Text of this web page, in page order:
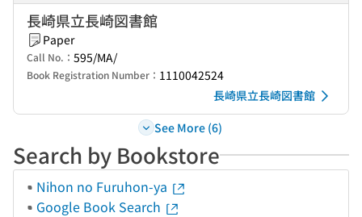
長崎県立長崎図書館
Paper
Call No.： 595/MA/
Book Registration Number： 1110042524
長崎県立長崎図書館
See More (6)
Search by Bookstore
Nihon no Furuhon-ya
Google Book Search